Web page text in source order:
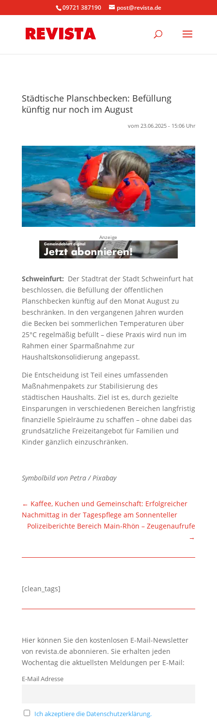
09721 387190 post@revista.de
Städtische Planschbecken: Befüllung
künftig nur noch im August
vom 23.06.2025 - 15:06 Uhr
Anzeige
Schweinfurt: Der Stadtrat der Stadt Schweinfurt hat
beschlossen, die Befüllung der öffentlichen
Planschbecken künftig auf den Monat August zu
beschränken. In den vergangenen Jahren wurden
die Becken bei sommerlichen Temperaturen über
25°C regelmäßig befüllt – diese Praxis wird nun im
Rahmen einer Sparmaßnahme zur
Haushaltskonsolidierung angepasst.
Die Entscheidung ist Teil eines umfassenden
Maßnahmenpakets zur Stabilisierung des
städtischen Haushalts. Ziel ist es, durch gezielte
Einsparungen in verschiedenen Bereichen langfristig
finanzielle Spielräume zu schaffen – ohne dabei das
grundsätzliche Freizeitangebot für Familien und
Kinder gänzlich einzuschränken.
Symbolbild von Petra / Pixabay
← Kaffee, Kuchen und Gemeinschaft: Erfolgreicher
Nachmittag in der Tagespflege am Sonnenteller
Polizeiberichte Bereich Main-Rhön – Zeugenaufrufe
→
[clean_tags]
Hier können Sie den kostenlosen E-Mail-Newsletter
von revista.de abonnieren. Sie erhalten jeden
Wochentag die aktuellsten Meldungen per E-Mail:
E-Mail Adresse
Ich akzeptiere die Datenschutzerklärung.